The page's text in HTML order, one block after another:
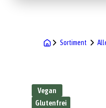
Sortiment
Vegan
Glutenfrei